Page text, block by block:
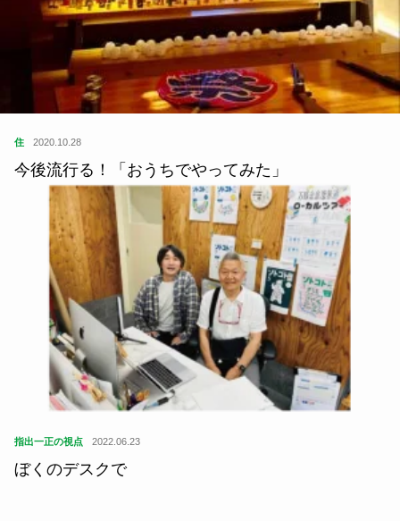
住 2020.10.28
今後流行る！「おうちでやってみた」
指出一正の視点 2022.06.23
ぼくのデスクで